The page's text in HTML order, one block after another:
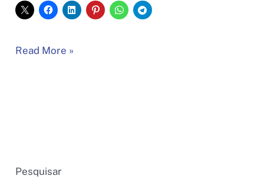
Bolsa
mil
Read More »
Pesquisar